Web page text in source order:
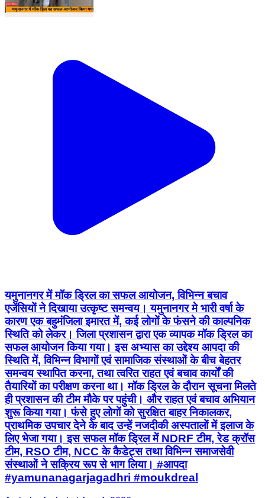
यमुनानगर में मॉक ड्रिल का सफल आयोजन, विभिन्न बचाव
एजेंसियों ने दिखाया उत्कृष्ट समन्वय। यमुनानगर मे भारी वर्षा के
कारण एक बहुमंजिला इमारत में, कई लोगों के फंसने की काल्पनिक
स्थिति को लेकर। जिला प्रशासन द्वारा एक व्यापक मॉक ड्रिल का
सफल आयोजन किया गया। इस अभ्यास का उद्देश्य आपदा की
स्थिति में, विभिन्न विभागों एवं सामाजिक संस्थाओं के बीच बेहतर
समन्वय स्थापित करना, तथा त्वरित राहत एवं बचाव कार्यों की
तैयारियों का परीक्षण करना था। मॉक ड्रिल के दौरान सूचना मिलते
ही प्रशासन की टीम मौके पर पहुंची। और राहत एवं बचाव अभियान
शुरू किया गया। फंसे हुए लोगों को सुरक्षित बाहर निकालकर,
प्राथमिक उपचार देने के बाद उन्हें नजदीकी अस्पतालों में इलाज के
लिए भेजा गया। इस सफल मॉक ड्रिल में NDRF टीम, रेड क्रॉस
टीम, RSO टीम, NCC के कैडेट्स तथा विभिन्न समाजसेवी
संस्थाओं ने सक्रिय रूप से भाग लिया। #आपदा
#yamunanagarjagadhri #moukdreal